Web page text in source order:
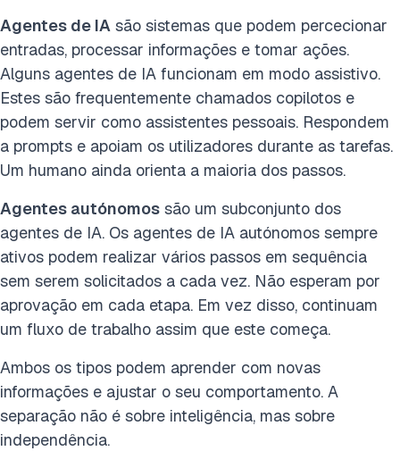
Agentes de IA são sistemas que podem percecionar
entradas, processar informações e tomar ações.
Alguns agentes de IA funcionam em modo assistivo.
Estes são frequentemente chamados copilotos e
podem servir como assistentes pessoais. Respondem
a prompts e apoiam os utilizadores durante as tarefas.
Um humano ainda orienta a maioria dos passos.
Agentes autónomos são um subconjunto dos
agentes de IA. Os agentes de IA autónomos sempre
ativos podem realizar vários passos em sequência
sem serem solicitados a cada vez. Não esperam por
aprovação em cada etapa. Em vez disso, continuam
um fluxo de trabalho assim que este começa.
Ambos os tipos podem aprender com novas
informações e ajustar o seu comportamento. A
separação não é sobre inteligência, mas sobre
independência.